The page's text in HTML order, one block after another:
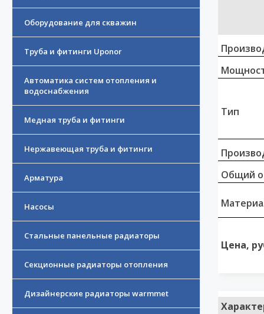
Оборудование для скважин
Труба и фитинги Uponor
Автоматика систем отопления и
водоснабжения
Медная труба и фитинги
Нержавеющая труба и фитинги
Арматура
Насосы
Стальные панельные радиаторы
Секционные радиаторы отопления
Дизайнерские радиаторы warmmet
Тип
Общий
Цена,